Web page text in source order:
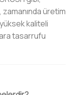
üretim
kaliteli
tasarrufu